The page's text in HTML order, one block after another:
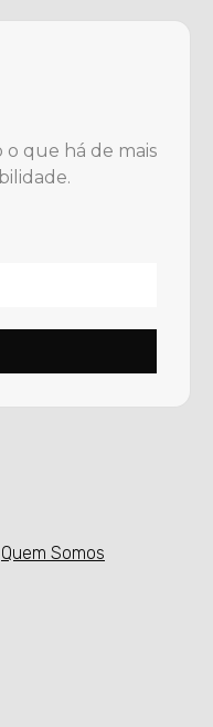
que há de mais
Quem Somos